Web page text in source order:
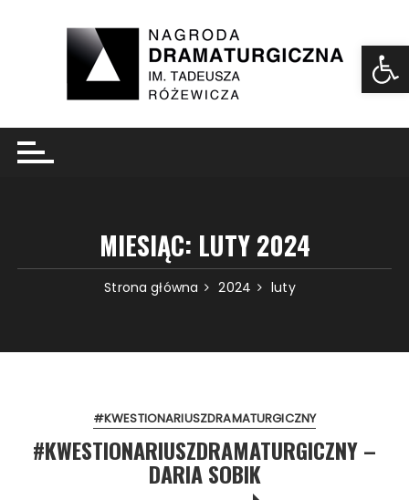
MIESIĄC: LUTY 2024
Strona główna 2024 luty
#KWESTIONARIUSZDRAMATURGICZNY
#KWESTIONARIUSZDRAMATURGICZNY –
DARIA SOBIK